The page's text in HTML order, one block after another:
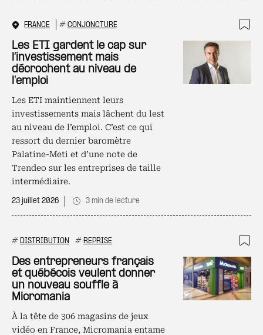
FRANCE # CONJONCTURE
Les ETI gardent le cap sur
l’investissement mais
décrochent au niveau de
l’emploi
Les ETI maintiennent leurs
investissements mais lâchent du lest
au niveau de l’emploi. C’est ce qui
ressort du dernier baromètre
Palatine-Meti et d’une note de
Trendeo sur les entreprises de taille
intermédiaire.
23 juillet 2026 3 min de lecture
# DISTRIBUTION # REPRISE
Des entrepreneurs français
et québécois veulent donner
un nouveau souffle à
Micromania
À la tête de 306 magasins de jeux
vidéo en France, Micromania entame